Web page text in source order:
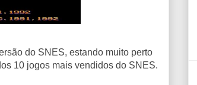
do SNES, estando muito perto
10 jogos mais vendidos do SNES.